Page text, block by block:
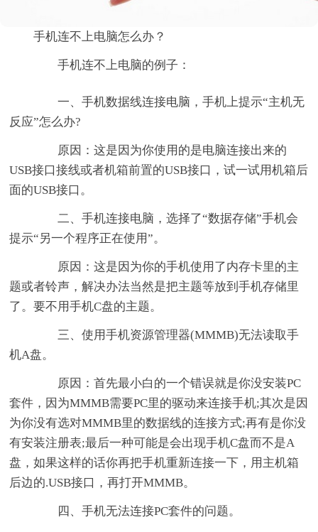
手机连不上电脑怎么办？
手机连不上电脑的例子：
一、手机数据线连接电脑，手机上提示“主机无
反应”怎么办?
原因：这是因为你使用的是电脑连接出来的
USB接口接线或者机箱前置的USB接口，试一试用机箱后
面的USB接口。
二、手机连接电脑，选择了“数据存储”手机会
提示“另一个程序正在使用”。
原因：这是因为你的手机使用了内存卡里的主
题或者铃声，解决办法当然是把主题等放到手机存储里
了。要不用手机C盘的主题。
三、使用手机资源管理器(MMMB)无法读取手
机A盘。
原因：首先最小白的一个错误就是你没安装PC
套件，因为MMMB需要PC里的驱动来连接手机;其次是因
为你没有选对MMMB里的数据线的连接方式;再有是你没
有安装注册表;最后一种可能是会出现手机C盘而不是A
盘，如果这样的话你再把手机重新连接一下，用主机箱
后边的.USB接口，再打开MMMB。
四、手机无法连接PC套件的问题。